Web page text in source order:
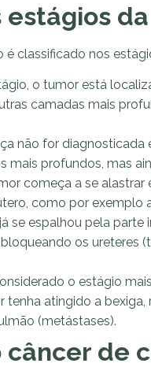
estágios
classificado nos
o tumor está
camadas mais
não for diagnosticada
mais profundos, mas
começa a se alastrar
como por exemplo
se espalhou pela parte
os ureteres
o estágio
tenha atingido a
(metástases).
câncer de